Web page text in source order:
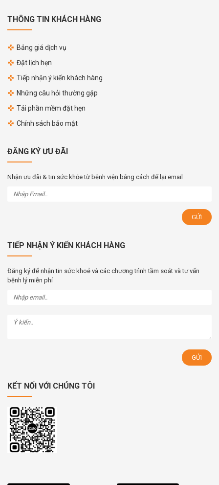
THÔNG TIN KHÁCH HÀNG
Bảng giá dịch vụ
Đặt lịch hẹn
Tiếp nhận ý kiến khách hàng
Những câu hỏi thường gặp
Tải phần mềm đặt hẹn
Chính sách bảo mật
ĐĂNG KÝ ƯU ĐÃI
Nhận ưu đãi & tin sức khỏe từ bệnh viện bằng cách để lại email
TIẾP NHẬN Ý KIẾN KHÁCH HÀNG
Đăng ký để nhận tin sức khoẻ và các chương trình tầm soát và tư vấn
bệnh lý miễn phí
KẾT NỐI VỚI CHÚNG TÔI